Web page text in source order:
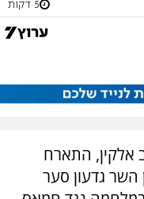
5 דקות
אלקין, התארח
השר גדעון סער